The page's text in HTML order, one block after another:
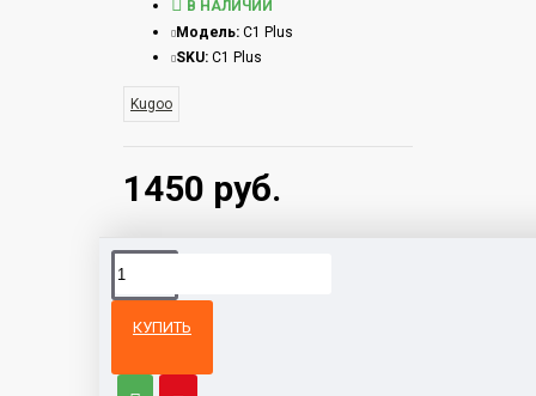
1450 руб.
В НАЛИЧИИ
Модель: C1 Plus
SKU: C1 Plus
Kugoo
КУПИТЬ
категории